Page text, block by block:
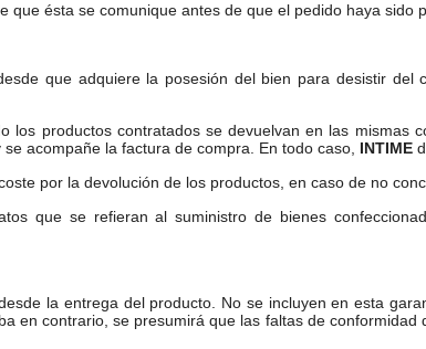
ésta se comunique antes de que el pedido haya sido
que adquiere la posesión del bien para desistir del
los productos contratados se devuelvan en las mismas
acompañe la factura de compra. En todo caso, INTIME
por la devolución de los productos, en caso de no
que se refieran al suministro de bienes
la entrega del producto. No se incluyen en esta
en contrario, se presumirá que las faltas de